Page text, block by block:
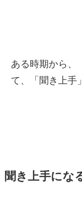
ある時期から、
て、「聞き上手
聞き上手にな